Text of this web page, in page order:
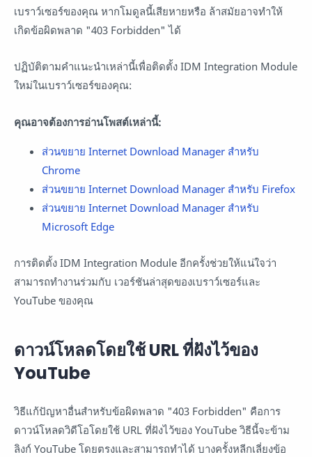
เบราว์เซอร์ของคุณ หากโมดูลนี้เสียหายหรือ ล้าสมัยอาจทำให้
เกิดข้อผิดพลาด "403 Forbidden" ได้
ปฏิบัติตามคำแนะนำเหล่านี้เพื่อติดตั้ง IDM Integration Module
ใหม่ในเบราว์เซอร์ของคุณ:
คุณอาจต้องการอ่านโพสต์เหล่านี้:
ส่วนขยาย Internet Download Manager สำหรับ
Chrome
ส่วนขยาย Internet Download Manager สำหรับ Firefox
ส่วนขยาย Internet Download Manager สำหรับ
Microsoft Edge
การติดตั้ง IDM Integration Module อีกครั้งช่วยให้แน่ใจว่า
สามารถทำงานร่วมกับ เวอร์ชันล่าสุดของเบราว์เซอร์และ
YouTube ของคุณ
ดาวน์โหลดโดยใช้ URL ที่ฝังไว้ของ
YouTube
วิธีแก้ปัญหาอื่นสำหรับข้อผิดพลาด "403 Forbidden" คือการ
ดาวน์โหลดวิดีโอโดยใช้ URL ที่ฝังไว้ของ YouTube วิธีนี้จะข้าม
ลิงก์ YouTube โดยตรงและสามารถทำได้ บางครั้งหลีกเลี่ยงข้อ